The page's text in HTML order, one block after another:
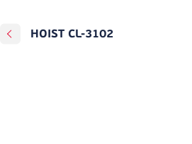
HOIST CL-3102